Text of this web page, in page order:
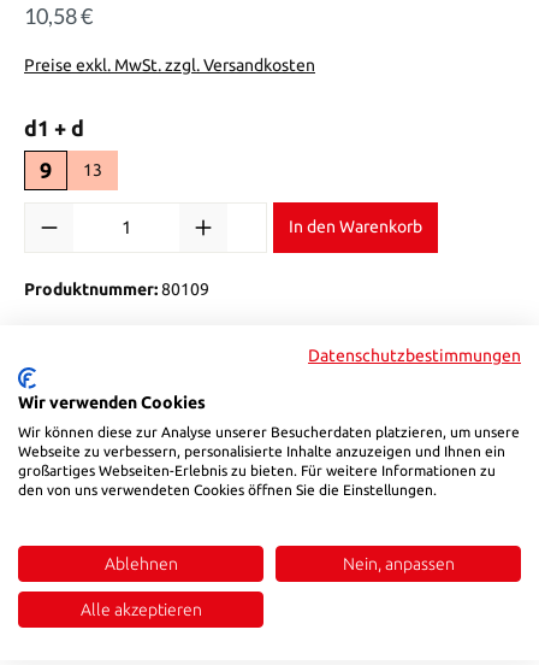
Regulärer Preis:
10,58 €
Preise exkl. MwSt. zzgl. Versandkosten
d1 + d
9
13
In den Warenkorb
Produktnummer:80109
Beschreibung
Miniatur-Einhand-Schnellverschlusskupplungen aus Messing
MS 58• Für Temperieranwendungen mit Heiß- oder Kaltwasser
bzw. Temperieröl• Wahlweise mit freiem Durchgang, einseitig
oder beidseitig absperrend• Schlauchkupplungen wahlweise
mit Standard-Tüllenkontur oder mit Schnellsteck-Kontur für
Ventil: Me…Mehr
Bewertungen
Datenschutzbestimmungen
Wir verwenden Cookies
Wir können diese zur Analyse unserer Besucherdaten platzieren, um unsere
Webseite zu verbessern, personalisierte Inhalte anzuzeigen und Ihnen ein
großartiges Webseiten-Erlebnis zu bieten. Für weitere Informationen zu
den von uns verwendeten Cookies öffnen Sie die Einstellungen.
Ablehnen Nein, anpassen
Alle akzeptieren